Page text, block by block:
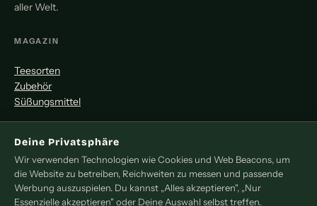
aller Welt.
MAGAZIN
Teesorten
Zubehör
Süßungsmittel
MITMACHEN
Redaktion
Pressemitteilung
Newsletter
Deine Privatsphäre
Wir verwenden Technologien wie Cookies und Web Beacons, um
die Website zu betreiben, Reichweiten zu messen und passende
Werbung auszuspielen. Du kannst „Alles akzeptieren", „Nur
Essenzielle akzeptieren" oder Deine Auswahl selbst treffen.